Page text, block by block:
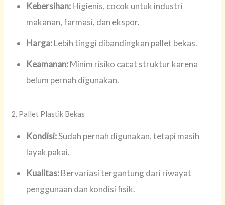
Kebersihan:Higienis, cocok untuk industri
makanan, farmasi, dan ekspor.
Harga:Lebih tinggi dibandingkan pallet bekas.
Keamanan:Minim risiko cacat struktur karena
belum pernah digunakan.
2. Pallet Plastik Bekas
Kondisi:Sudah pernah digunakan, tetapi masih
layak pakai.
Kualitas:Bervariasi tergantung dari riwayat
penggunaan dan kondisi fisik.